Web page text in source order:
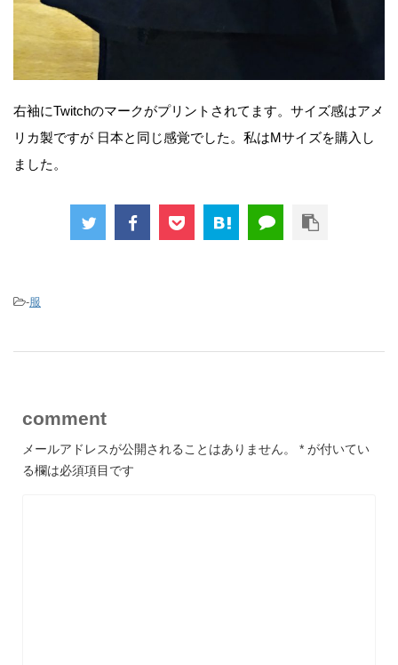
右袖にTwitchのマークがプリントされてます。サイズ感はアメ
リカ製ですが 日本と同じ感覚でした。私はMサイズを購入し
ました。
-服
comment
メールアドレスが公開されることはありません。 * が付いてい
る欄は必須項目です